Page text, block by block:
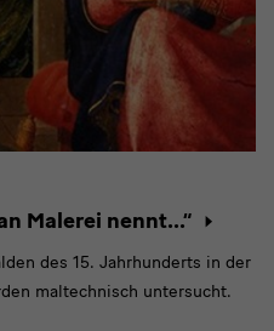
Malerei nennt…“
des 15. Jahrhunderts in der
maltechnisch untersucht.